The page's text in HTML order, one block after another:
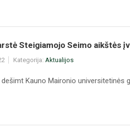
Steigiamojo Seimo aikštės
Kategorija: Aktualijos
dešimt Kauno Maironio universitetinės